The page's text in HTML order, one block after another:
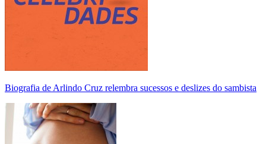
Biografia de Arlindo Cruz relembra sucessos e deslizes do sambista